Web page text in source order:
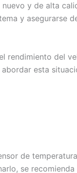
y de alta
y asegurarse
rendimiento del
esta
de
se